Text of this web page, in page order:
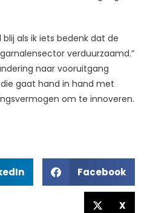
blij als ik iets bedenk dat de
verduurzaamd.”
naar vooruitgang
gaat hand in hand met
om te innoveren.
Facebook
X